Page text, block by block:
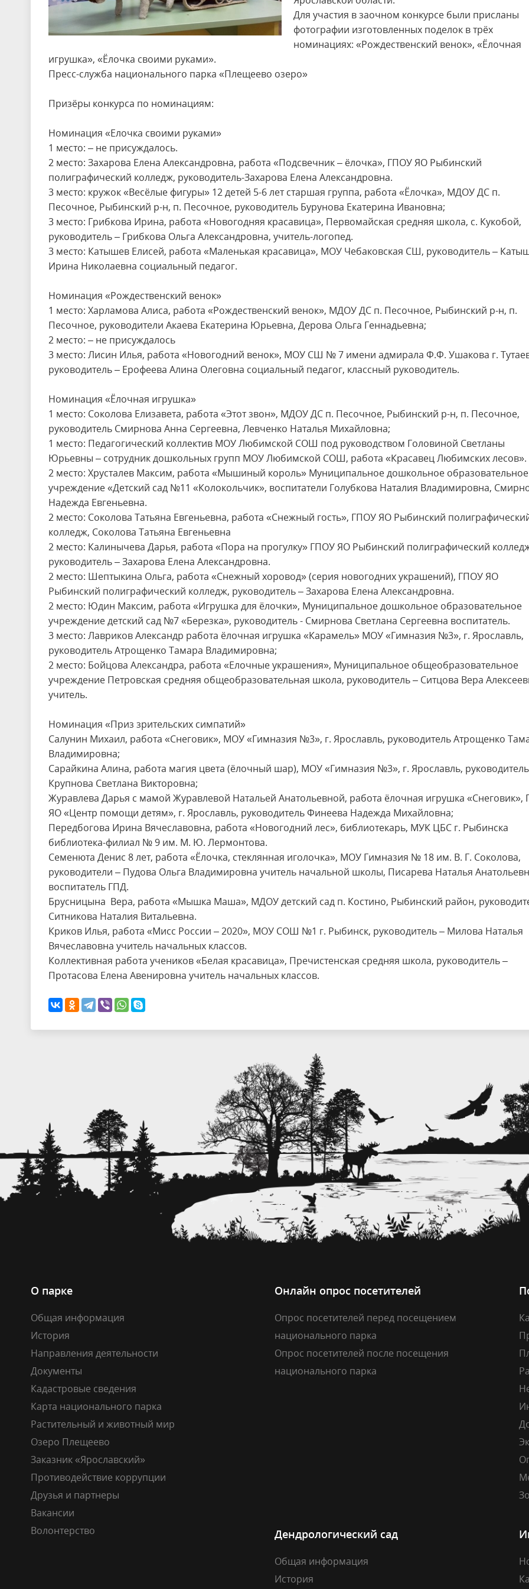
Для участия в заочном конкурсе были присланы
фотографии изготовленных поделок в трёх
номинациях: «Рождественский венок», «Ёлочная
игрушка», «Ёлочка своими руками».
Пресс-служба национального парка «Плещеево озеро»
Призёры конкурса по номинациям:
Номинация «Елочка своими руками»
1 место: – не присуждалось.
2 место: Захарова Елена Александровна, работа «Подсвечник – ёлочка», ГПОУ ЯО Рыбинский
полиграфический колледж, руководитель-Захарова Елена Александровна.
3 место: кружок «Весёлые фигуры» 12 детей 5-6 лет старшая группа, работа «Ёлочка», МДОУ ДС п.
Песочное, Рыбинский р-н, п. Песочное, руководитель Бурунова Екатерина Ивановна;
3 место: Грибкова Ирина, работа «Новогодняя красавица», Первомайская средняя школа, с. Кукобой,
руководитель – Грибкова Ольга Александровна, учитель-логопед.
3 место: Катышев Елисей, работа «Маленькая красавица», МОУ Чебаковская СШ, руководитель –
Ирина Николаевна социальный педагог.
Номинация «Рождественский венок»
1 место: Харламова Алиса, работа «Рождественский венок», МДОУ ДС п. Песочное, Рыбинский р-н, п.
Песочное, руководители Акаева Екатерина Юрьевна, Дерова Ольга Геннадьевна;
2 место: – не присуждалось
3 место: Лисин Илья, работа «Новогодний венок», МОУ СШ № 7 имени адмирала Ф.Ф. Ушакова г.
руководитель – Ерофеева Алина Олеговна социальный педагог, классный руководитель.
Номинация «Ёлочная игрушка»
1 место: Соколова Елизавета, работа «Этот звон», МДОУ ДС п. Песочное, Рыбинский р-н, п. Песочное,
руководитель Смирнова Анна Сергеевна, Левченко Наталья Михайловна;
1 место: Педагогический коллектив МОУ Любимской СОШ под руководством Головиной Светланы
Юрьевны – сотрудник дошкольных групп МОУ Любимской СОШ, работа «Красавец Любимских лесов».
2 место: Хрусталев Максим, работа «Мышиный король» Муниципальное дошкольное образовательное
учреждение «Детский сад №11 «Колокольчик», воспитатели Голубкова Наталия Владимировна,
Надежда Евгеньевна.
2 место: Соколова Татьяна Евгеньевна, работа «Снежный гость», ГПОУ ЯО Рыбинский
колледж, Соколова Татьяна Евгеньевна
2 место: Калинычева Дарья, работа «Пора на прогулку» ГПОУ ЯО Рыбинский полиграфический
руководитель – Захарова Елена Александровна.
2 место: Шептыкина Ольга, работа «Снежный хоровод» (серия новогодних украшений), ГПОУ ЯО
Рыбинский полиграфический колледж, руководитель – Захарова Елена Александровна.
2 место: Юдин Максим, работа «Игрушка для ёлочки», Муниципальное дошкольное образовательное
учреждение детский сад №7 «Березка», руководитель - Смирнова Светлана Сергеевна воспитатель.
3 место: Лавриков Александр работа ёлочная игрушка «Карамель» МОУ «Гимназия №3», г. Ярославль,
руководитель Атрощенко Тамара Владимировна;
2 место: Бойцова Александра, работа «Елочные украшения», Муниципальное общеобразовательное
учреждение Петровская средняя общеобразовательная школа, руководитель – Ситцова Вера
учитель.
Номинация «Приз зрительских симпатий»
Салунин Михаил, работа «Снеговик», МОУ «Гимназия №3», г. Ярославль, руководитель Атрощенко
Владимировна;
Сарайкина Алина, работа магия цвета (ёлочный шар), МОУ «Гимназия №3», г. Ярославль, руководитель
Крупнова Светлана Викторовна;
Журавлева Дарья с мамой Журавлевой Натальей Анатольевной, работа ёлочная игрушка «Снеговик»,
ЯО «Центр помощи детям», г. Ярославль, руководитель Финеева Надежда Михайловна;
Передбогова Ирина Вячеславовна, работа «Новогодний лес», библиотекарь, МУК ЦБС г. Рыбинска
библиотека-филиал № 9 им. М. Ю. Лермонтова.
Семенюта Денис 8 лет, работа «Ёлочка, стеклянная иголочка», МОУ Гимназия № 18 им. В. Г. Соколова,
руководители – Пудова Ольга Владимировна учитель начальной школы, Писарева Наталья
воспитатель ГПД.
Брусницына Вера, работа «Мышка Маша», МДОУ детский сад п. Костино, Рыбинский район,
Ситникова Наталия Витальевна.
Криков Илья, работа «Мисс России – 2020», МОУ СОШ №1 г. Рыбинск, руководитель – Милова Наталья
Вячеславовна учитель начальных классов.
Коллективная работа учеников «Белая красавица», Пречистенская средняя школа, руководитель –
Протасова Елена Авенировна учитель начальных классов.
О парке
Общая информация
История
Направления деятельности
Документы
Кадастровые сведения
Карта национального парка
Растительный и животный мир
Озеро Плещеево
Заказник «Ярославский»
Противодействие коррупции
Друзья и партнеры
Вакансии
Волонтерство
Онлайн опрос посетителей
Опрос посетителей перед посещением
национального парка
Опрос посетителей после посещения
национального парка
Дендрологический сад
Общая информация
История